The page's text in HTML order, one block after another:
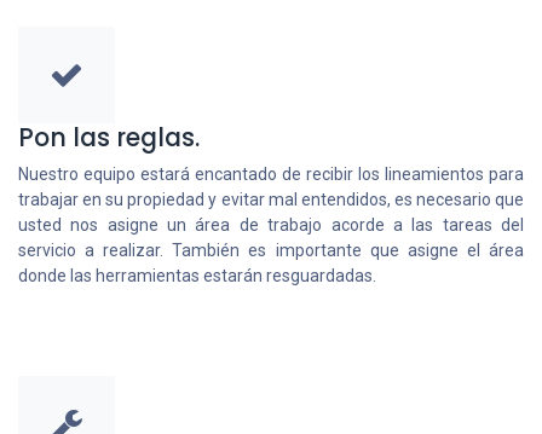
Pon las reglas.
Nuestro equipo estará encantado de recibir los lineamientos para
trabajar en su propiedad y evitar mal entendidos, es necesario que
usted nos asigne un área de trabajo acorde a las tareas del
servicio a realizar. También es importante que asigne el área
donde las herramientas estarán resguardadas.